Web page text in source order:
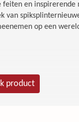
en inspirerende
van
op een
product